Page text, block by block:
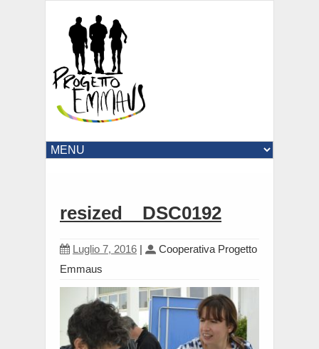
resized__DSC0192
Luglio 7, 2016 |
Cooperativa Progetto
Emmaus